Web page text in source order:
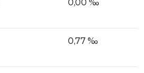
0,00 ‰
0,77 ‰